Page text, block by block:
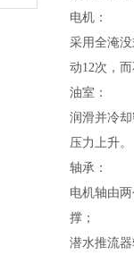
电机 ：
采用全淹
动12次，
油室 ：
润滑并冷
压力上升。
轴承 ：
电机轴由
撑；
潜水推流